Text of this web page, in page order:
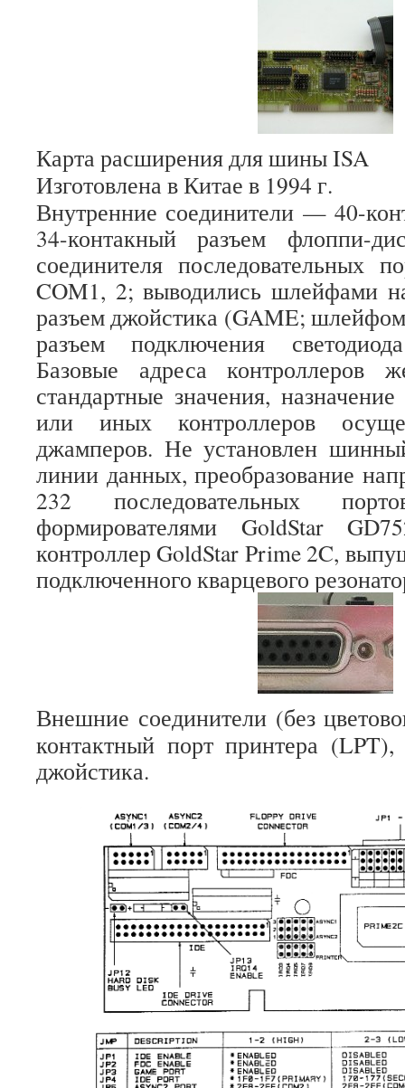
Карта расширения для шины ISA
Изготовлена в Китае в 1994 г.
Внутренние соединители — 40-
34-контакный разъем флоппи-
соединителя последовательных
COM1, 2; выводились шлейфами
разъем джойстика (GAME;
разъем подключения
Базовые адреса контроллеров
стандартные значения,
или иных контроллеров
джамперов. Не установлен
линии данных, преобразование
232 последовательных
формирователями GoldStar
контроллер GoldStar Prime 2C,
подключенного кварцевого
Внешние соединители (без
контактный порт принтера (LPT),
джойстика.